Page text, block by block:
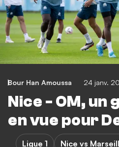
Bour Han Amoussa 24 janv.
Nice - OM,
en vue pour
Ligue 1 Nice vs